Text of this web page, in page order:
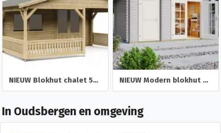
NIEUW Blokhut chalet 50mm: 5×5+3 NIEUW Modern blokhut Belmont 1
In Oudsbergen en omgeving